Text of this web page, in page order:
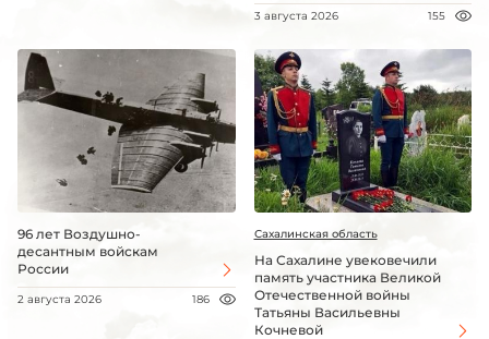
3 августа 2026 155
96 лет Воздушно-
десантным войскам
России
2 августа 2026 186
Сахалинская область
На Сахалине увековечили
память участника Великой
Отечественной войны
Татьяны Васильевны
Кочневой